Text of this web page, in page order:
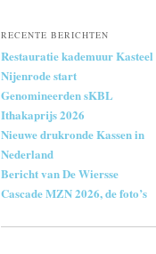
RECENTE BERICHTEN
Restauratie kademuur Kasteel
Nijenrode start
Genomineerden sKBL
Ithakaprijs 2026
Nieuwe drukronde Kassen in
Nederland
Bericht van De Wiersse
Cascade MZN 2026, de foto’s